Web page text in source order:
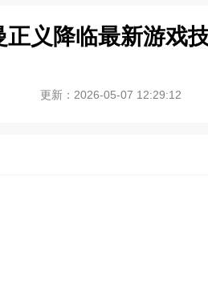
义降临最新游戏
更新：2026-05-07 12:29:12